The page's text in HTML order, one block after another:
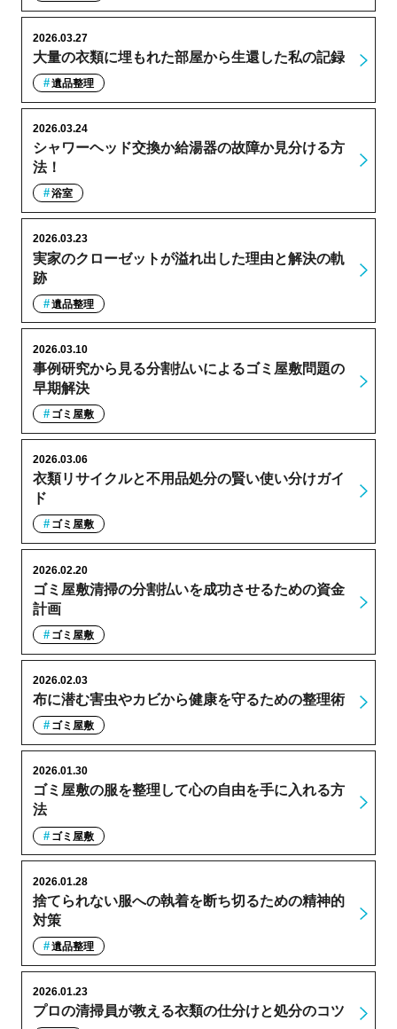
大量の衣類に埋もれた部屋から生還した私の記録
2026.03.27
遺品整理
シャワーヘッド交換か給湯器の故障か見分ける方
法！
2026.03.24
浴室
実家のクローゼットが溢れ出した理由と解決の軌
跡
2026.03.23
遺品整理
事例研究から見る分割払いによるゴミ屋敷問題の
早期解決
2026.03.10
ゴミ屋敷
衣類リサイクルと不用品処分の賢い使い分けガイ
ド
2026.03.06
ゴミ屋敷
ゴミ屋敷清掃の分割払いを成功させるための資金
計画
2026.02.20
ゴミ屋敷
布に潜む害虫やカビから健康を守るための整理術
2026.02.03
ゴミ屋敷
ゴミ屋敷の服を整理して心の自由を手に入れる方
法
2026.01.30
ゴミ屋敷
捨てられない服への執着を断ち切るための精神的
対策
2026.01.28
遺品整理
プロの清掃員が教える衣類の仕分けと処分のコツ
2026.01.23